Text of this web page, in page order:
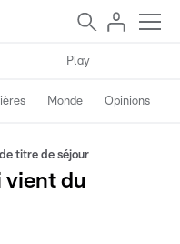
Play
Monde Opinions
titre de séjour
vient du